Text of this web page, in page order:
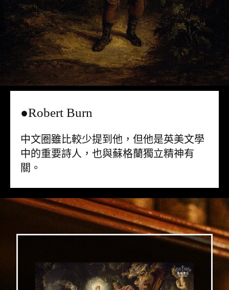
●Robert Burn
中文圈雖比較少提到他，但他是英美文學
中的重要詩人，也與蘇格蘭獨立精神有
關。